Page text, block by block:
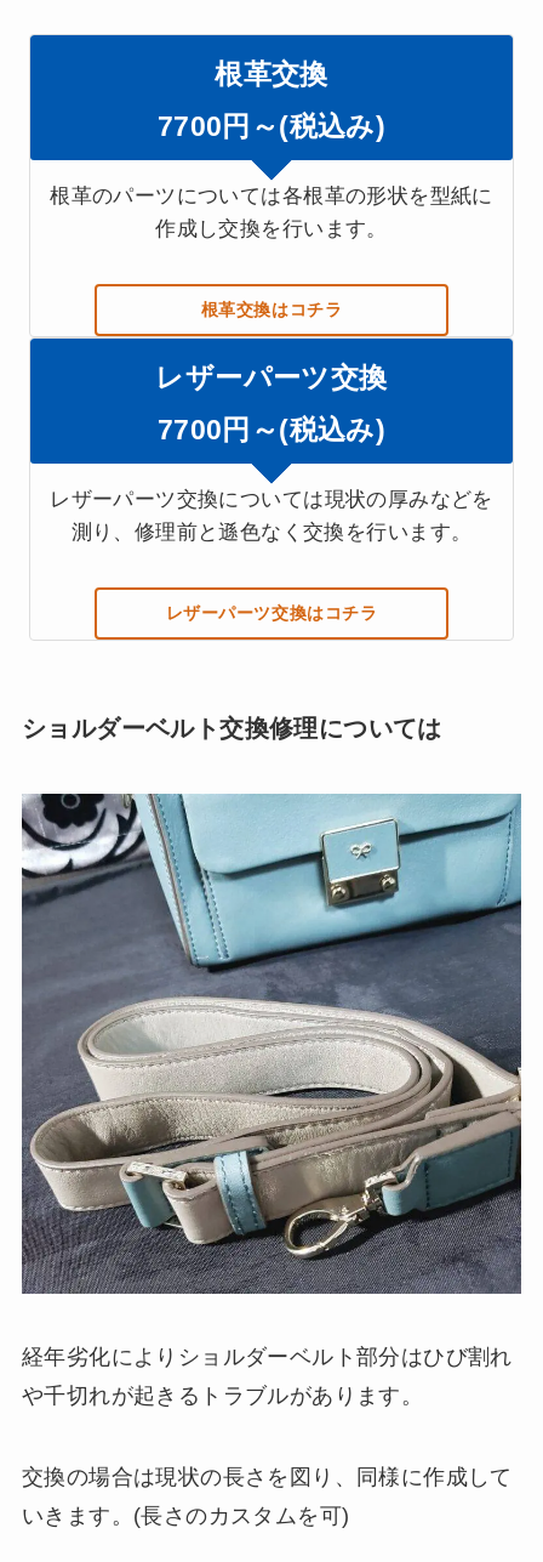
根革交換
7700円～(税込み)
根革のパーツについては各根革の形状を型紙に
作成し交換を行います。
根革交換はコチラ
レザーパーツ交換
7700円～(税込み)
レザーパーツ交換については現状の厚みなどを
測り、修理前と遜色なく交換を行います。
レザーパーツ交換はコチラ
ショルダーベルト交換修理については
経年劣化によりショルダーベルト部分はひび割れ
や千切れが起きるトラブルがあります。
交換の場合は現状の長さを図り、同様に作成して
いきます。(長さのカスタムを可)